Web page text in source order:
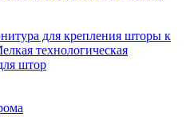
для крепления шторы к
технологическая
штор